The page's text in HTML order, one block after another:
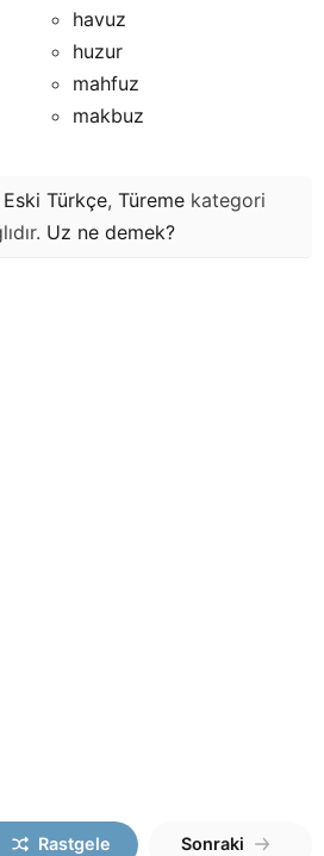
havuz
huzur
mahfuz
makbuz
Eski Türkçe, Türeme kategori
Uz ne demek?
Rastgele Sonraki